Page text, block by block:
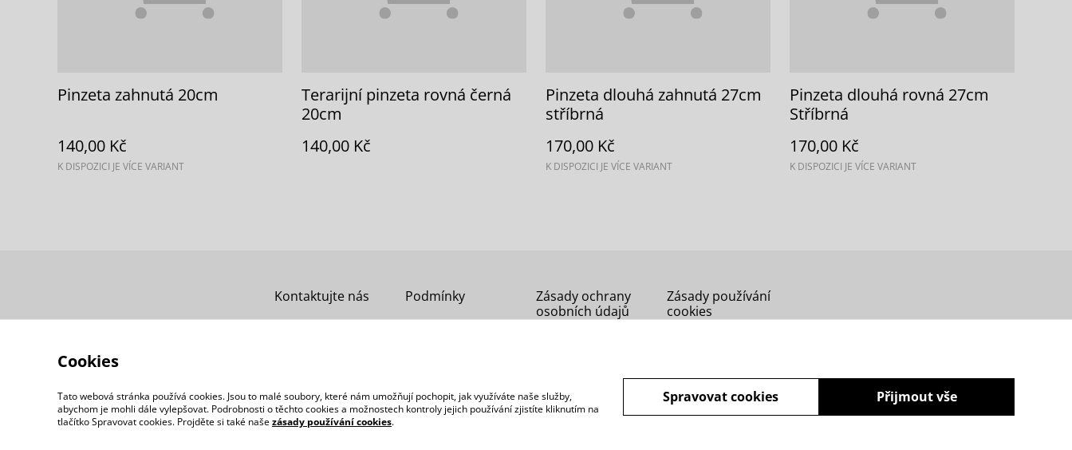
Pinzeta zahnutá 20cm
140,00 Kč
K DISPOZICI JE VÍCE VARIANT
Terarijní pinzeta rovná černá
20cm
140,00 Kč
Pinzeta dlouhá zahnutá 27cm
stříbrná
170,00 Kč
K DISPOZICI JE VÍCE VARIANT
Pinzeta dlouhá rovná 27cm
Stříbrná
170,00 Kč
K DISPOZICI JE VÍCE VARIANT
Kontaktujte nás Podmínky
Zásady ochrany
osobních údajů
Zásady používání
cookies
©2026 Greycactus
Cookies
Tato webová stránka používá cookies. Jsou to malé soubory, které nám umožňují pochopit, jak využíváte naše služby,
abychom je mohli dále vylepšovat. Podrobnosti o těchto cookies a možnostech kontroly jejich používání zjistíte kliknutím na
tlačítko Spravovat cookies. Projděte si také našezásady používání cookies.
Přijmout vše
Spravovat cookies